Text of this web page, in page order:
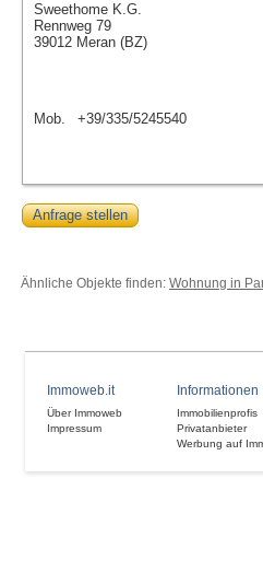
Sweethome K.G.
Rennweg 79
39012 Meran (BZ)
Mob. +39/335/5245540
Anfrage stellen
Ähnliche Objekte finden: Wohnung in
Immoweb.it
Über Immoweb
Impressum
Informationen
Immobilienprofis
Privatanbieter
Werbung auf